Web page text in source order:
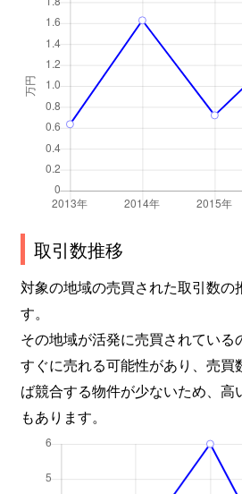
取引数推移
対象の地域の売買された取引数の
す。
その地域が活発に売買されてい
すぐに売れる可能性があり、売買
ば競合する物件が少ないため、高
もあります。